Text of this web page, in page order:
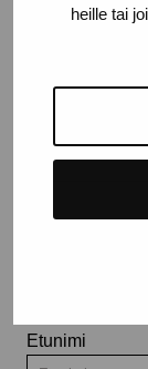
heille tai
Etunimi